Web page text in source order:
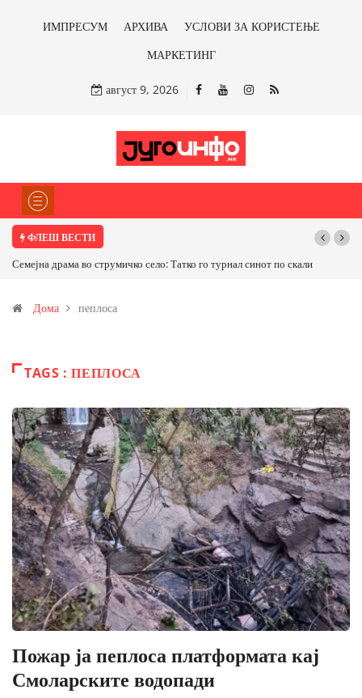
ИМПРЕСУМ АРХИВА
УСЛОВИ ЗА КОРИСТЕЊЕ
МАРКЕТИНГ
август 9, 2026
ФЛЕШ ВЕСТИ
Семејна драма во струмичко село: Татко го турнал синот по скали
Дома пеплоса
TAGS : ПЕПЛОСА
Пожар ја пеплоса платформата кај
Смоларските водопади